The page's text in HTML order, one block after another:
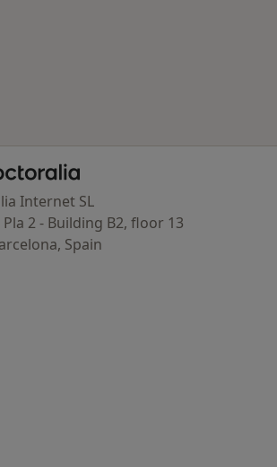
Página de inicio
Internet SL
Pla 2 - Building B2, floor 13
Spain